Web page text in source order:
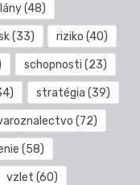
(48)
(33) riziko (40)
schopnosti (23)
stratégia (39)
(72)
(58)
vzlet (60)